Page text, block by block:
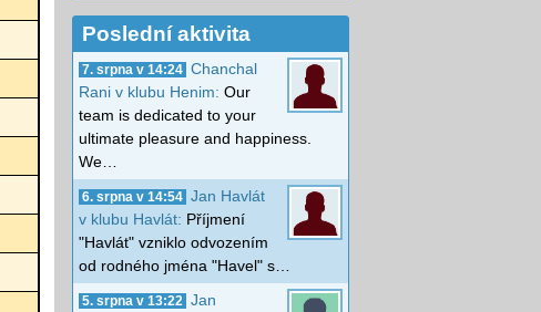
Poslední aktivita
7. srpna v 14:24 Chanchal
Rani v klubu Henim: Our
team is dedicated to your
ultimate pleasure and happiness.
We…
6. srpna v 14:54 Jan Havlát
v klubu Havlát: Příjmení
"Havlát" vzniklo odvozením
od rodného jména "Havel" s…
5. srpna v 13:22
Jan